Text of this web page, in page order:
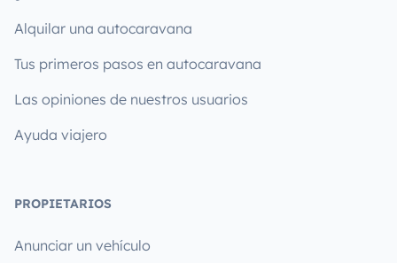
Alquilar una autocaravana
Tus primeros pasos en autocaravana
Las opiniones de nuestros usuarios
Ayuda viajero
PROPIETARIOS
Anunciar un vehículo